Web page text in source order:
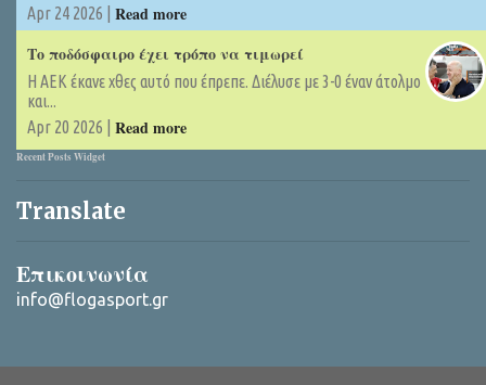
Apr 24 2026 | Read more
Το ποδόσφαιρο έχει τρόπο να τιμωρεί
Η ΑΕΚ έκανε χθες αυτό που έπρεπε. Διέλυσε με 3-0 έναν άτολμο
και...
Apr 20 2026 | Read more
Recent Posts Widget
Translate
Επικοινωνία
info@flogasport.gr